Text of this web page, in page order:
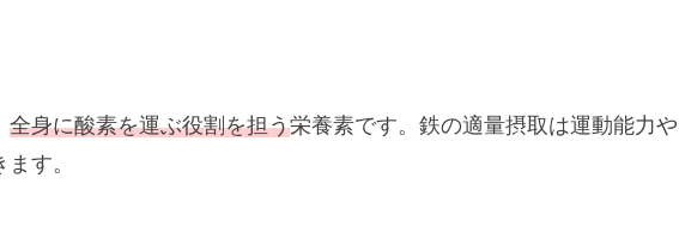
全身に酸素を運ぶ役割を担う栄養素です。鉄の適量摂取は運動能力や
す。